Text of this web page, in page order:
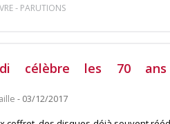
- PARUTIONS
célèbre les 70
- 03/12/2017